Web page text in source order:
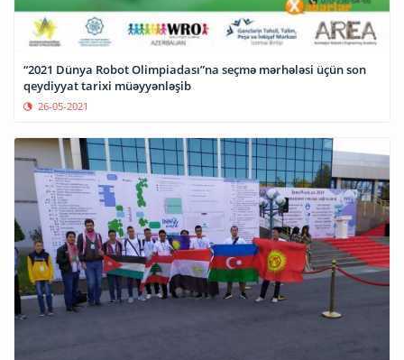
“2021 Dünya Robot Olimpiadası”na seçmə mərhələsi üçün son
qeydiyyat tarixi müəyyənləşib
26-05-2021